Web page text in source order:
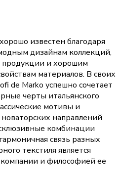
известен благодаря
дизайнам коллекций,
продукции и хорошим
материалов. В своих
de Marko успешно сочетает
черты итальянского
мотивы и
направлений
комбинации
связь разных
текстиля является
и философией ее